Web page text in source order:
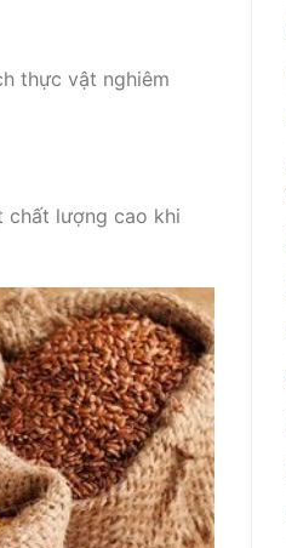
thực vật nghiêm
chất lượng cao khi